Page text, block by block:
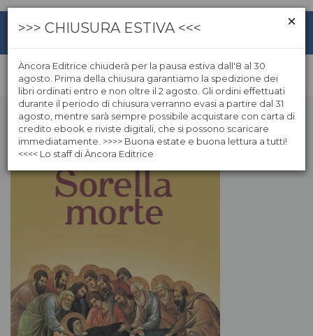
>>> CHIUSURA ESTIVA <<<
Àncora Editrice chiuderà per la pausa estiva dall'8 al 30
agosto. Prima della chiusura garantiamo la spedizione dei
libri ordinati entro e non oltre il 2 agosto. Gli ordini effettuati
durante il periodo di chiusura verranno evasi a partire dal 31
agosto, mentre sarà sempre possibile acquistare con carta di
credito ebook e riviste digitali, che si possono scaricare
immediatamente. >>>> Buona estate e buona lettura a tutti!
<<<< Lo staff di Àncora Editrice